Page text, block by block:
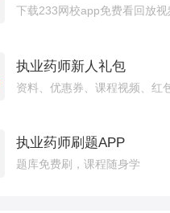
下载233网校app免费看回放视
执业药师新人礼包
资料、优惠券、课程视频、红
执业药师刷题APP
题库免费刷，课程随身学